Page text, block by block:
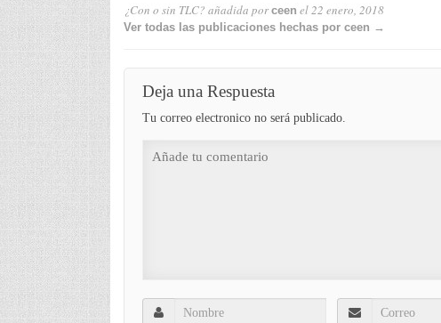
¿Con o sin TLC? añadida por ceen el 22 enero, 2018
Ver todas las publicaciones hechas por ceen →
Deja una Respuesta
Tu correo electronico no será publicado.